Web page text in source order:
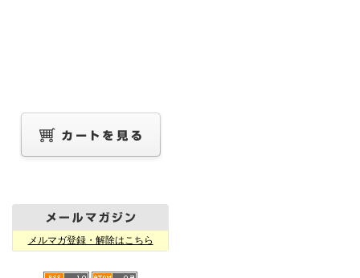
メルマガ登録・解除はこちら